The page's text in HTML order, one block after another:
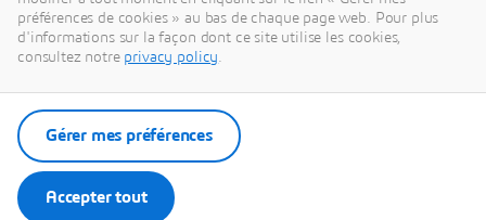
par l'IA et ancrés dans la science aident 390 000
entreprises, de toutes tailles et de tous secteurs, à
durables à fort impact. Pour plus d'informations,
www.3ds.com/fr
Contacts presse
préférences de cookies » au bas de chaque page web. Pour plus
d'informations sur la façon dont ce site utilise les cookies,
consultez notre privacy policy.
Accepter tout
Gérer mes préférences